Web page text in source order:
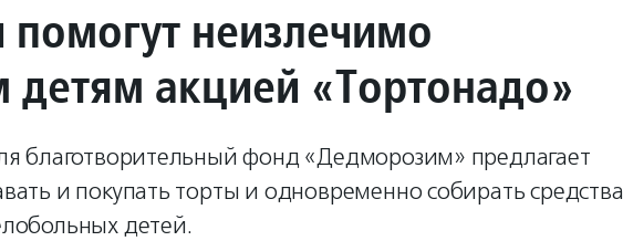
неизлечимо
акцией «Тортонадо»
благотворительный фонд «Дедморозим» предлагает
и покупать торты и одновременно собирать средства
детей.